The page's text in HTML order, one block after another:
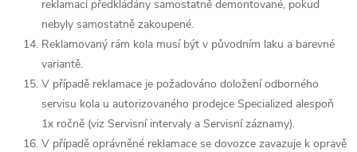
reklamaci předkládány samostatně demontované, pokud
nebyly samostatně zakoupené.
Reklamovaný rám kola musí být v původním laku a barevné
variantě.
V případě reklamace je požadováno doložení odborného
servisu kola u autorizovaného prodejce Specialized alespoň
1x ročně (viz Servisní intervaly a Servisní záznamy).
V případě oprávněné reklamace se dovozce zavazuje k opravě